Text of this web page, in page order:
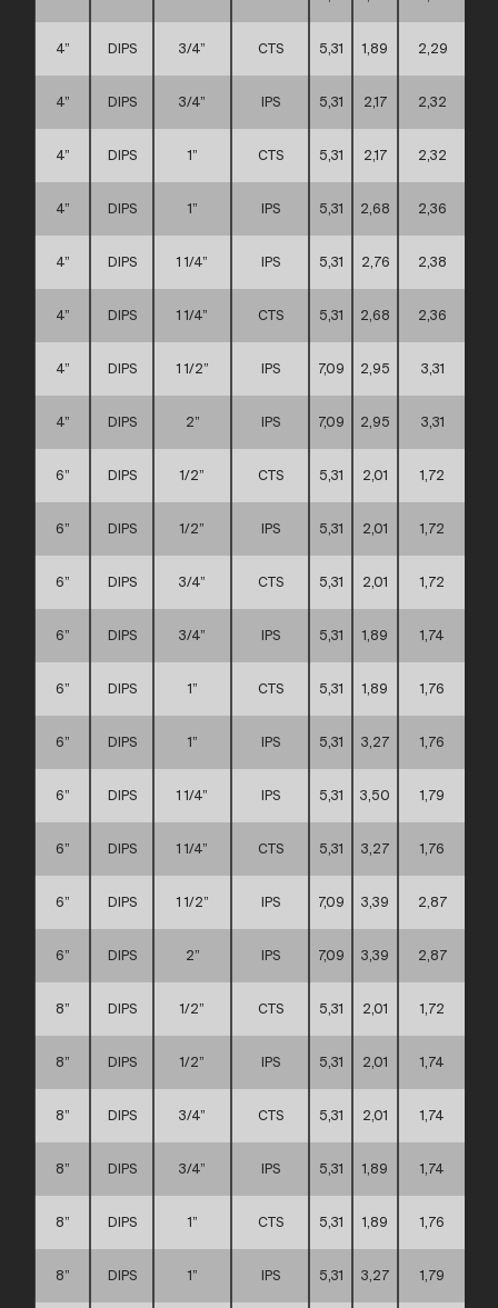
4” DIPS 3/4” CTS 5,31 1,89 2,29
4” DIPS 3/4” IPS 5,31 2,17 2,32
4” DIPS 1” CTS 5,31 2,17 2,32
4” DIPS 1” IPS 5,31 2,68 2,36
4” DIPS 1 1/4” IPS 5,31 2,76 2,38
4” DIPS 1 1/4” CTS 5,31 2,68 2,36
4” DIPS 1 1/2” IPS 7,09 2,95 3,31
4” DIPS 2” IPS 7,09 2,95 3,31
6” DIPS 1/2” CTS 5,31 2,01 1,72
6” DIPS 1/2” IPS 5,31 2,01 1,72
6” DIPS 3/4” CTS 5,31 2,01 1,72
6” DIPS 3/4” IPS 5,31 1,89 1,74
6” DIPS 1” CTS 5,31 1,89 1,76
6” DIPS 1” IPS 5,31 3,27 1,76
6” DIPS 1 1/4” IPS 5,31 3,50 1,79
6” DIPS 1 1/4” CTS 5,31 3,27 1,76
6” DIPS 1 1/2” IPS 7,09 3,39 2,87
6” DIPS 2” IPS 7,09 3,39 2,87
8” DIPS 1/2” CTS 5,31 2,01 1,72
8” DIPS 1/2” IPS 5,31 2,01 1,74
8” DIPS 3/4” CTS 5,31 2,01 1,74
8” DIPS 3/4” IPS 5,31 1,89 1,74
8” DIPS 1” CTS 5,31 1,89 1,76
8” DIPS 1” IPS 5,31 3,27 1,79